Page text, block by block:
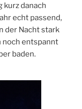
kurz danach
echt passend,
der Nacht stark
noch entspannt
baden.